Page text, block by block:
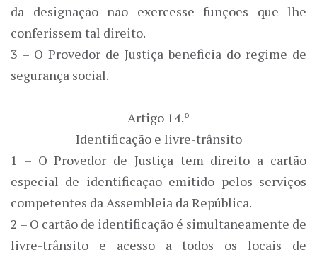
da designação não exercesse funções que lhe
conferissem tal direito.
3 – O Provedor de Justiça beneficia do regime de
segurança social.
Artigo 14.º
Identificação e livre-trânsito
1 – O Provedor de Justiça tem direito a cartão
especial de identificação emitido pelos serviços
competentes da Assembleia da República.
2 – O cartão de identificação é simultaneamente de
livre-trânsito e acesso a todos os locais de